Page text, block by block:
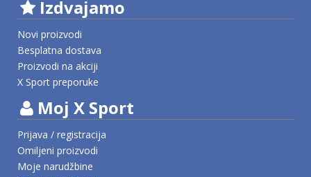
Izdvajamo
Novi proizvodi
Besplatna dostava
Proizvodi na akciji
X Sport preporuke
Moj X Sport
Prijava / registracija
Omiljeni proizvodi
Moje narudžbine